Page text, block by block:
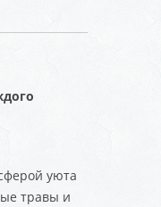
уюта
травы и